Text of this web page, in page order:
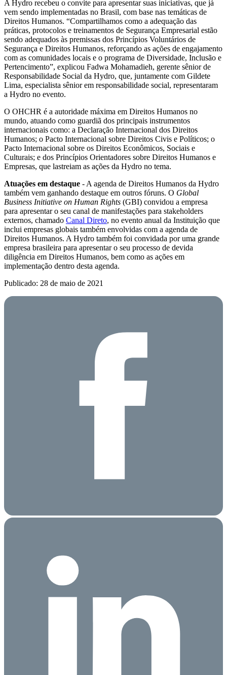
A Hydro recebeu o convite para apresentar suas iniciativas, que já
vem sendo implementadas no Brasil, com base nas temáticas de
Direitos Humanos. “Compartilhamos como a adequação das
práticas, protocolos e treinamentos de Segurança Empresarial estão
sendo adequados às premissas dos Princípios Voluntários de
Segurança e Direitos Humanos, reforçando as ações de engajamento
com as comunidades locais e o programa de Diversidade, Inclusão e
Pertencimento”, explicou Fadwa Mohamadieh, gerente sênior de
Responsabilidade Social da Hydro, que, juntamente com Gildete
Lima, especialista sênior em responsabilidade social, representaram
a Hydro no evento.
O OHCHR é a autoridade máxima em Direitos Humanos no
mundo, atuando como guardiã dos principais instrumentos
internacionais como: a Declaração Internacional dos Direitos
Humanos; o Pacto Internacional sobre Direitos Civis e Políticos; o
Pacto Internacional sobre os Direitos Econômicos, Sociais e
Culturais; e dos Princípios Orientadores sobre Direitos Humanos e
Empresas, que lastreiam as ações da Hydro no tema.
Atuações em destaque - A agenda de Direitos Humanos da Hydro
também vem ganhando destaque em outros fóruns. O Global
Business Initiative on Human Rights (GBI) convidou a empresa
para apresentar o seu canal de manifestações para stakeholders
externos, chamado Canal Direto, no evento anual da Instituição que
inclui empresas globais também envolvidas com a agenda de
Direitos Humanos. A Hydro também foi convidada por uma grande
empresa brasileira para apresentar o seu processo de devida
diligência em Direitos Humanos, bem como as ações em
implementação dentro desta agenda.
Publicado: 28 de maio de 2021